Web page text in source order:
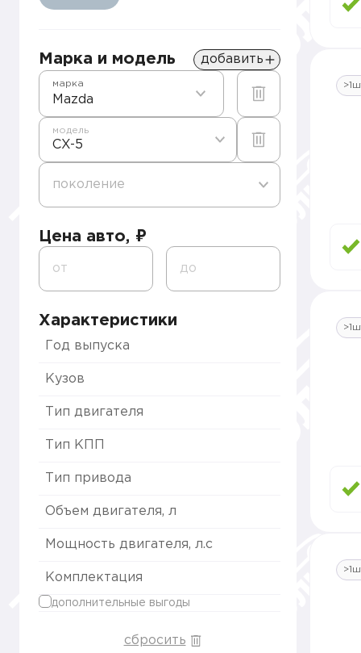
Марка и модель добавить
Mazda
марка
CX-5
модель
поколение
Цена авто, ₽
от до
Характеристики
Год выпуска
Кузов
Тип двигателя
Тип КПП
Тип привода
Объем двигателя, л
Мощность двигателя, л.с
Комплектация
дополнительные выгоды
сбросить